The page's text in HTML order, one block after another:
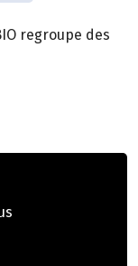
regroupe des